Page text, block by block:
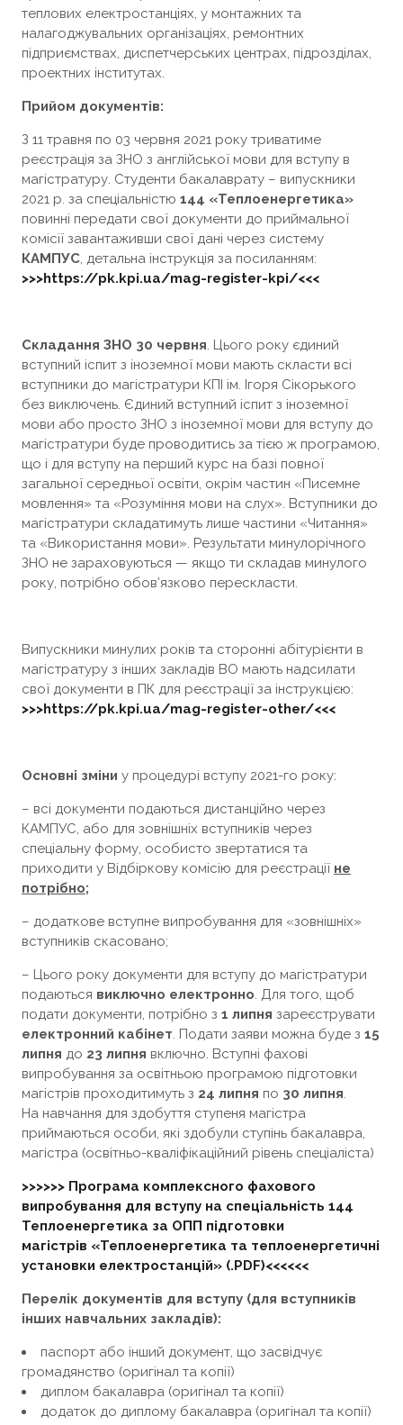
теплових електростанціях, у монтажних та
налагоджувальних організаціях, ремонтних
підприємствах, диспетчерських центрах, підрозділах,
проектних інститутах.
Прийом документів:
З 11 травня по 03 червня 2021 року триватиме
реєстрація за ЗНО з англійської мови для вступу в
магістратуру. Студенти бакалаврату – випускники
2021 р. за спеціальністю 144 «Теплоенергетика»
повинні передати свої документи до приймальної
комісії завантаживши свої дані через систему
КАМПУС, детальна інструкція за посиланням:
>>>https://pk.kpi.ua/mag-register-kpi/<<<
Складання ЗНО 30 червня. Цього року єдиний
вступний іспит з іноземної мови мають скласти всі
вступники до магістратури КПІ ім. Ігоря Сікорького
без виключень. Єдиний вступний іспит з іноземної
мови або просто ЗНО з іноземної мови для вступу до
магістратури буде проводитись за тією ж програмою,
що і для вступу на перший курс на базі повної
загальної середньої освіти, окрім частин «Писемне
мовлення» та «Розуміння мови на слух». Вступники до
магістратури складатимуть лише частини «Читання»
та «Використання мови». Результати минулорічного
ЗНО не зараховуються — якщо ти складав минулого
року, потрібно обов’язково перескласти.
Випускники минулих років та сторонні абітурієнти в
магістратуру з інших закладів ВО мають надсилати
свої документи в ПК для реєстрації за інструкцією:
>>>https://pk.kpi.ua/mag-register-other/<<<
Основні зміни у процедурі вступу 2021-го року:
– всі документи подаються дистанційно через
КАМПУС, або для зовнішніх вступників через
спеціальну форму, особисто звертатися та
приходити у Відбіркову комісію для реєстрації не
потрібно;
– додаткове вступне випробування для «зовнішніх»
вступників скасовано;
– Цього року документи для вступу до магістратури
подаються виключно електронно. Для того, щоб
подати документи, потрібно з 1 липня зареєструвати
електронний кабінет. Подати заяви можна буде з 15
липня до 23 липня включно. Вступні фахові
випробування за освітньою програмою підготовки
магістрів проходитимуть з 24 липня по 30 липня.
На навчання для здобуття ступеня магістра
приймаються особи, які здобули ступінь бакалавра,
магістра (освітньо-кваліфікаційний рівень спеціаліста)
>>>>>> Програма комплексного фахового
випробування для вступу на спеціальність 144
Теплоенергетика за ОПП підготовки
магістрів «Теплоенергетика та теплоенергетичні
установки електростанцій» (.PDF)<<<<<<
Перелік документів для вступу(для вступників
інших навчальних закладів):
паспорт або інший документ, що засвідчує
громадянство (оригінал та копії)
диплом бакалавра (оригінал та копії)
додаток до диплому бакалавра (оригінал та копії)